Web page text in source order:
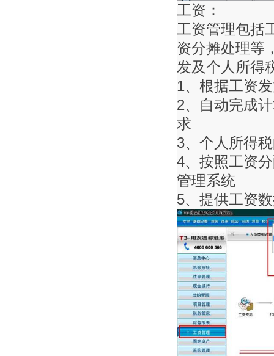
工资：
工资管理包括
资分摊处理等
发及个人所得
1、根据工资
2、自动完成
求
3、个人所得
4、按照工资
管理系统
5、提供工资